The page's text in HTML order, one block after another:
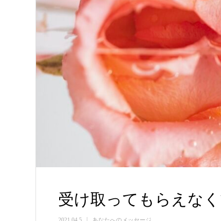
受け取ってもらえな